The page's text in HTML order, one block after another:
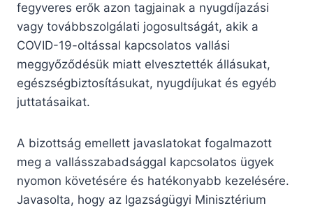
fegyveres erők azon tagjainak a nyugdíjazási
vagy továbbszolgálati jogosultságát, akik a
COVID-19-oltással kapcsolatos vallási
meggyőződésük miatt elvesztették állásukat,
egészségbiztosításukat, nyugdíjukat és egyéb
juttatásaikat.
A bizottság emellett javaslatokat fogalmazott
meg a vallásszabadsággal kapcsolatos ügyek
nyomon követésére és hatékonyabb kezelésére.
Javasolta, hogy az Igazságügyi Minisztérium